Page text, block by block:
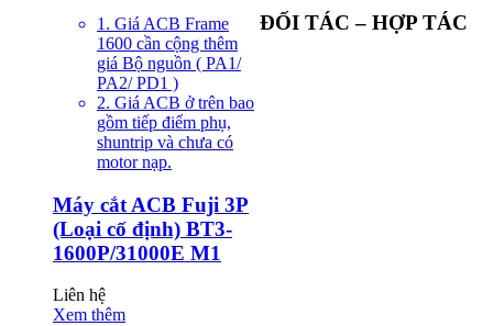
1. Giá ACB Frame
1600 cần cộng thêm
giá Bộ nguồn ( PA1/
PA2/ PD1 )
2. Giá ACB ở trên bao
gồm tiếp điểm phụ,
shuntrip và chưa có
motor nạp.
Máy cắt ACB Fuji 3P
(Loại cố định) BT3-
1600P/31000E M1
Liên hệ
Xem thêm
ĐỐI TÁC – HỢP TÁC